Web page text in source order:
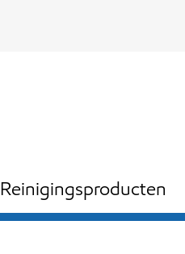
Reinigingsproducten